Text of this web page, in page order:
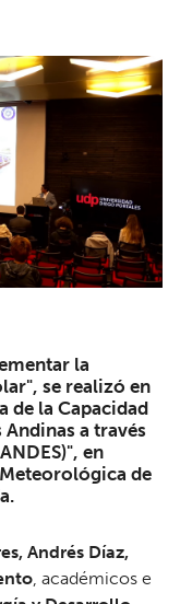
la
se realizó en
de la Capacidad
a través
en
de
Andrés Díaz,
, académicos e